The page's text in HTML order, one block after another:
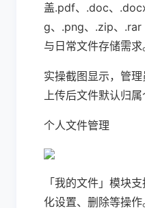
盖.pdf、.doc、
g、.png、.zip、.rar
与日常文件存储需求
实操截图显示，管理
上传后文件默认归属
个人文件管理
「我的文件」模块
化设置、删除等操